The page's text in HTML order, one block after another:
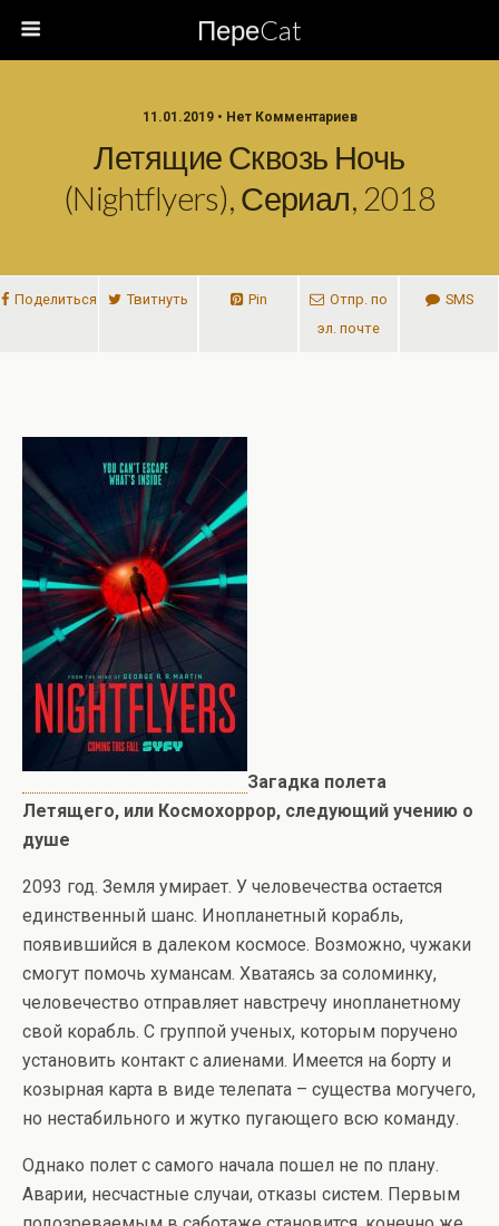
ПереCat
11.01.2019 • Нет Комментариев
Летящие Сквозь Ночь
(Nightflyers), Сериал, 2018
Поделиться Твитнуть Pin
Отпр. по
эл. почте
SMS
Загадка полета
Летящего, или Космохоррор, следующий учению о
душе
2093 год. Земля умирает. У человечества остается
единственный шанс. Инопланетный корабль,
появившийся в далеком космосе. Возможно, чужаки
смогут помочь хумансам. Хватаясь за соломинку,
человечество отправляет навстречу инопланетному
свой корабль. С группой ученых, которым поручено
установить контакт с алиенами. Имеется на борту и
козырная карта в виде телепата – существа могучего,
но нестабильного и жутко пугающего всю команду.
Однако полет с самого начала пошел не по плану.
Аварии, несчастные случаи, отказы систем. Первым